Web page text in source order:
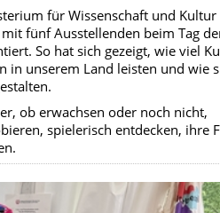
für Wissenschaft und Kultur
fünf Ausstellenden beim Tag
So hat sich gezeigt, wie viel
in unserem Land leisten und wie
ob erwachsen oder noch nicht,
spielerisch entdecken, ihre